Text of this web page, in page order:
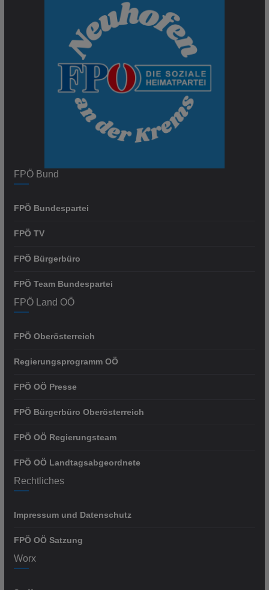
FPÖ Bund
FPÖ Bundespartei
FPÖ TV
FPÖ Bürgerbüro
FPÖ Team Bundespartei
FPÖ Land OÖ
FPÖ Oberösterreich
Regierungsprogramm OÖ
FPÖ OÖ Presse
FPÖ Bürgerbüro Oberösterreich
FPÖ OÖ Regierungsteam
FPÖ OÖ Landtagsabgeordnete
Rechtliches
Impressum und Datenschutz
FPÖ OÖ Satzung
Worx